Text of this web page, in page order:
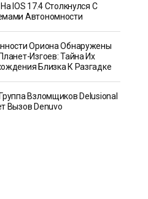
На IOS 17.4 Столкнулся С
Автономности
Ориона Обнаружены
Изгоев: Тайна Их
Близка К Разгадке
Взломщиков Delusional
Вызов Denuvo